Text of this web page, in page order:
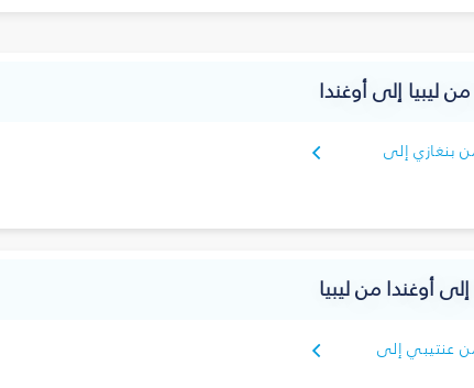
ليبيا إلى أوغندا
بنغازي إلى
أوغندا من ليبيا
عنتيبي إلى